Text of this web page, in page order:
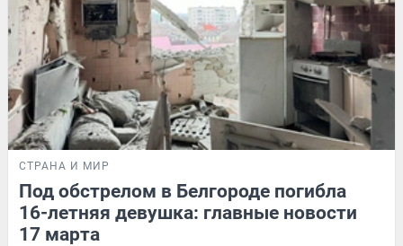
СТРАНА И МИР
Под обстрелом в Белгороде погибла
16-летняя девушка: главные новости
17 марта